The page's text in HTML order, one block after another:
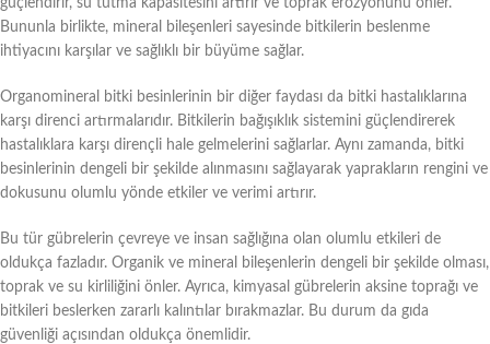
güçlendirir, su tutma kapasitesini artırır ve toprak erozyonunu önler.
Bununla birlikte, mineral bileşenleri sayesinde bitkilerin beslenme
ihtiyacını karşılar ve sağlıklı bir büyüme sağlar.
Organomineral bitki besinlerinin bir diğer faydası da bitki hastalıklarına
karşı direnci artırmalarıdır. Bitkilerin bağışıklık sistemini güçlendirerek
hastalıklara karşı dirençli hale gelmelerini sağlarlar. Aynı zamanda, bitki
besinlerinin dengeli bir şekilde alınmasını sağlayarak yaprakların rengini ve
dokusunu olumlu yönde etkiler ve verimi artırır.
Bu tür gübrelerin çevreye ve insan sağlığına olan olumlu etkileri de
oldukça fazladır. Organik ve mineral bileşenlerin dengeli bir şekilde olması,
toprak ve su kirliliğini önler. Ayrıca, kimyasal gübrelerin aksine toprağı ve
bitkileri beslerken zararlı kalıntılar bırakmazlar. Bu durum da gıda
güvenliği açısından oldukça önemlidir.